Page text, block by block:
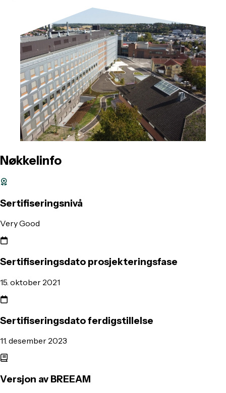
Nøkkelinfo
Sertifiseringsnivå
Very Good
Sertifiseringsdato prosjekteringsfase
15. oktober 2021
Sertifiseringsdato ferdigstillelse
11. desember 2023
Versjon av BREEAM